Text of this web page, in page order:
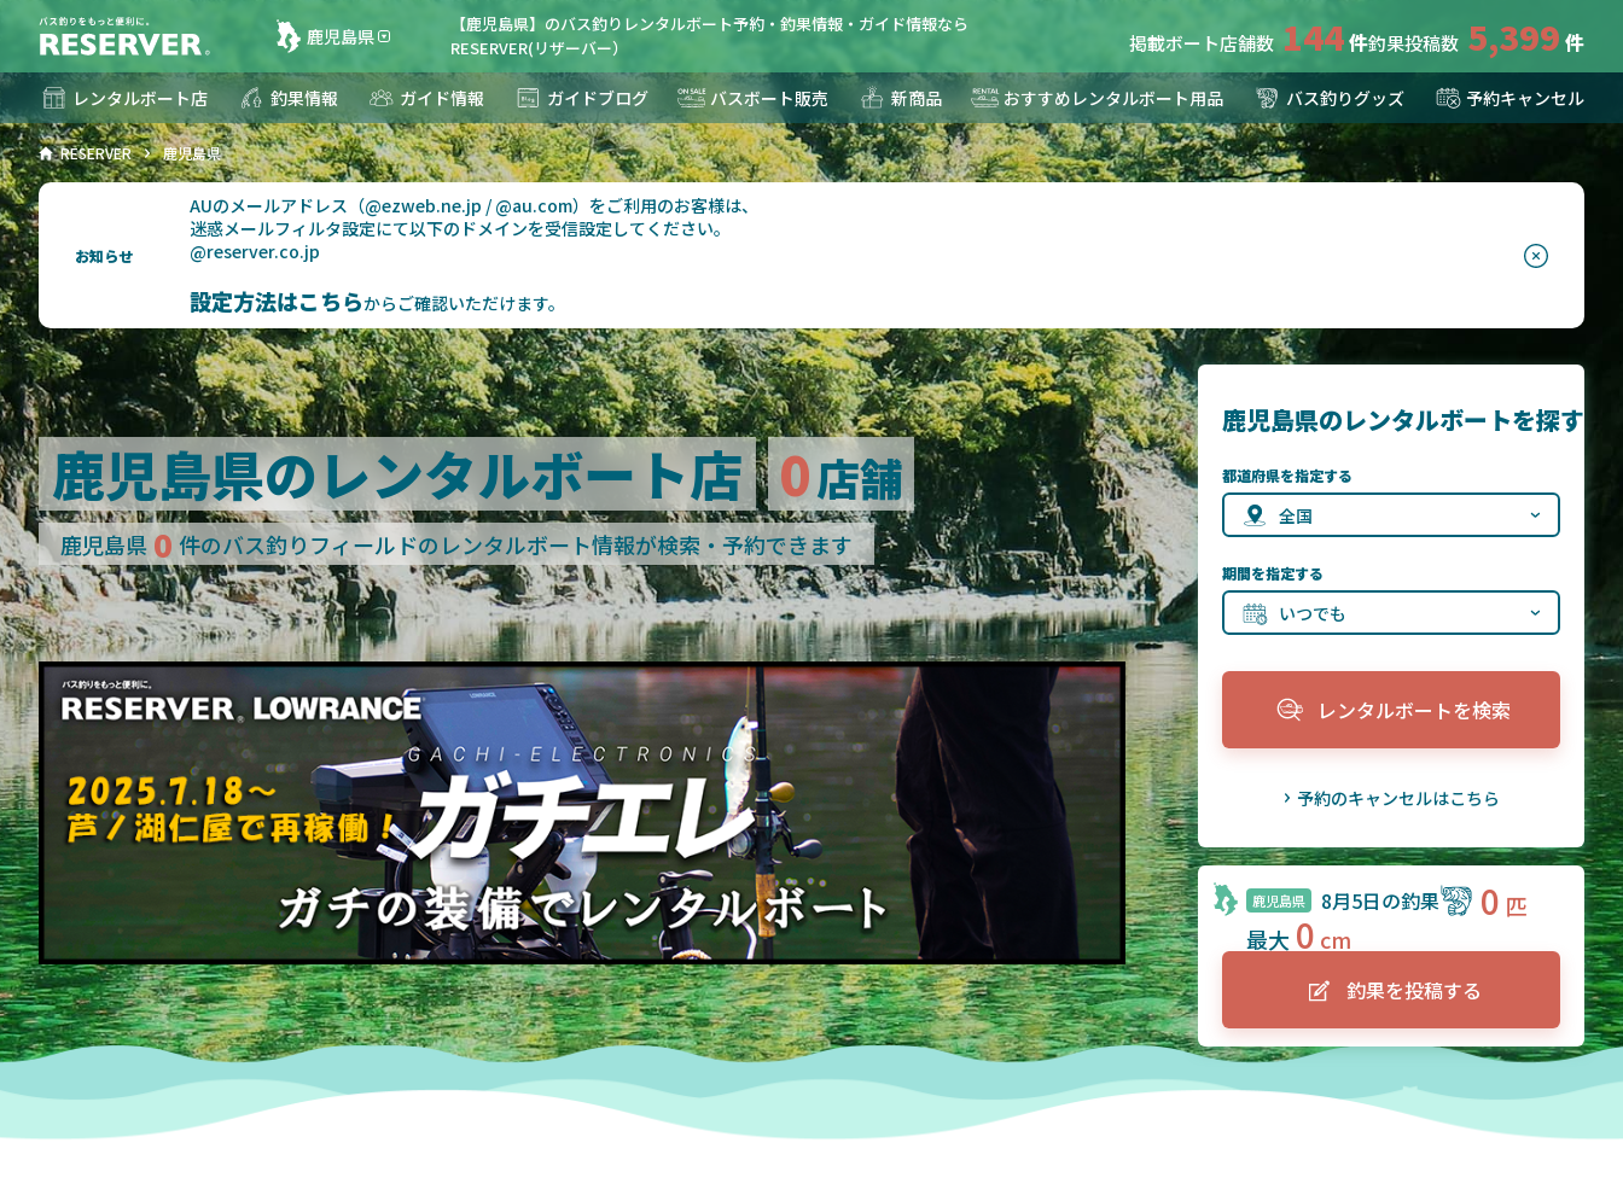
鹿児島県
【鹿児島県】のバス釣りレンタルボート予約・釣果情報・ガイド情報なら
RESERVER(リザーバー）
掲載ボート店舗数 144 釣果投稿数 5,399
レンタルボート店 釣果情報 ガイド情報 ガイドブログ バスボート販売 新商品 おすすめレンタルボート用品 バス釣りグッズ 予約キャンセル
RESERVER 鹿児島県
お知らせ
AUのメールアドレス（@ezweb.ne.jp / @au.com）をご利用のお客様は、
迷惑メールフィルタ設定にて以下のドメインを受信設定してください。
@reserver.co.jp
設定方法はこちらからご確認いただけます。
鹿児島県のレンタルボート店 0店舗
鹿児島県 0 件のバス釣りフィールドのレンタルボート情報が検索・予約できます
鹿児島県のレンタルボートを探す
都道府県を指定する
全国
期間を指定する
いつでも
レンタルボートを検索
予約のキャンセルはこちら
鹿児島県 8月5日の釣果 0
0
釣果を投稿する